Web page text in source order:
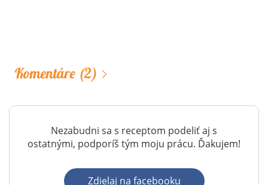
Komentáre (2)
Nezabudni sa s receptom podeliť aj s
ostatnými, podporíš tým moju prácu. Ďakujem!
Zdielaj na facebooku